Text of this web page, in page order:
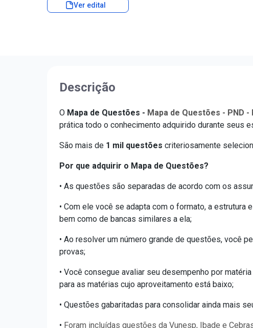
Ver edital
Descrição
O Mapa de Questões - Mapa de Questões - PND -
prática todo o conhecimento adquirido durante seus
São mais de 1 mil questões criteriosamente
Por que adquirir o Mapa de Questões?
• As questões são separadas de acordo com os
• Com ele você se adapta com o formato, a
bem como de bancas similares a ela;
• Ao resolver um número grande de questões, você
provas;
• Você consegue avaliar seu desempenho por
para as matérias cujo aproveitamento está baixo;
• Questões gabaritadas para consolidar ainda mais
• Foram incluídas questões da Vunesp, Ibade e